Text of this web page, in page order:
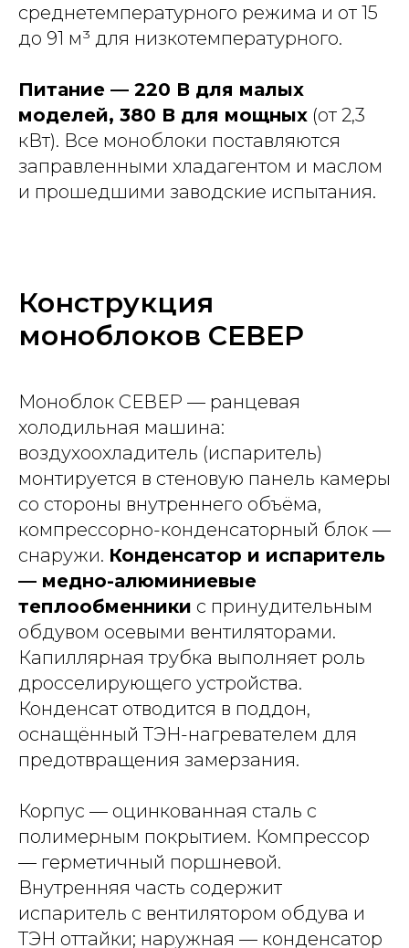
среднетемпературного режима и от 15
до 91 м³ для низкотемпературного.
Питание — 220 В для малых
моделей, 380 В для мощных (от 2,3
кВт). Все моноблоки поставляются
заправленными хладагентом и маслом
и прошедшими заводские испытания.
Конструкция
моноблоков СЕВЕР
Моноблок СЕВЕР — ранцевая
холодильная машина:
воздухоохладитель (испаритель)
монтируется в стеновую панель камеры
со стороны внутреннего объёма,
компрессорно-конденсаторный блок —
снаружи. Конденсатор и испаритель
— медно-алюминиевые
теплообменники с принудительным
обдувом осевыми вентиляторами.
Капиллярная трубка выполняет роль
дросселирующего устройства.
Конденсат отводится в поддон,
оснащённый ТЭН-нагревателем для
предотвращения замерзания.
Корпус — оцинкованная сталь с
полимерным покрытием. Компрессор
— герметичный поршневой.
Внутренняя часть содержит
испаритель с вентилятором обдува и
ТЭН оттайки; наружная — конденсатор